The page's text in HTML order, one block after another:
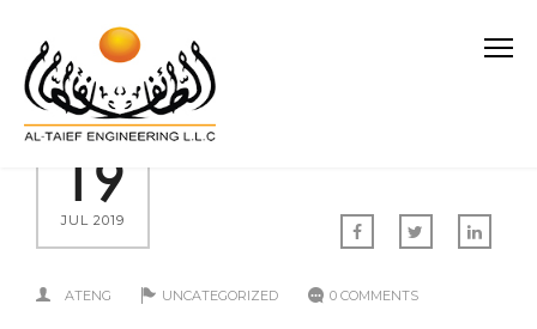
19
JUL 2019
ATENG UNCATEGORIZED 0 COMMENTS